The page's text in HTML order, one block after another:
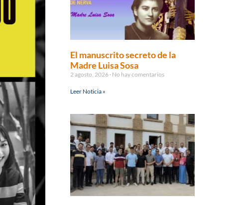
El manuscrito secreto de la
Madre Luisa Sosa
2 agosto, 2026 No hay comentarios
Leer Noticia »